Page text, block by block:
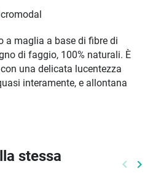
a maglia a base di fibre di
di faggio, 100% naturali. È
una delicata lucentezza
interamente, e allontana
stessa
keyboard_arrow_left keyboard_arrow_right